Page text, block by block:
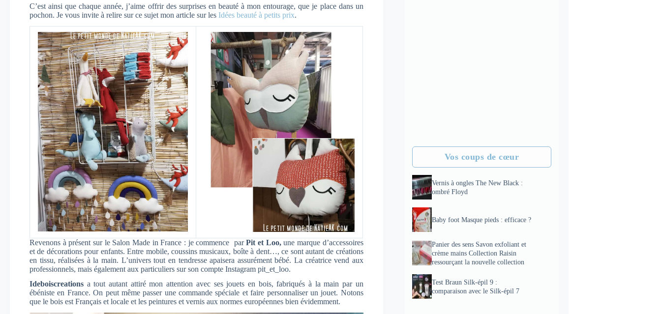
C’est ainsi que chaque année, j’aime offrir des surprises en beauté à mon entourage, que je place dans un
pochon. Je vous invite à relire sur ce sujet mon article sur les Idées beauté à petits prix.
Revenons à présent sur le Salon Made in France : je commence parPit et Loo,une marque d’accessoires
et de décorations pour enfants. Entre mobile, coussins musicaux, boîte à dent…, ce sont autant de créations
en tissu, réalisées à la main. L’univers tout en tendresse apaisera assurément bébé. La créatrice vend aux
professionnels, mais également aux particuliers sur son compte Instagram pit_et_loo.
Ideboiscreations a tout autant attiré mon attention avec ses jouets en bois, fabriqués à la main par un
ébéniste en France. On peut même passer une commande spéciale et faire personnaliser un jouet. Notons
que le bois est Français et locale et les peintures et vernis aux normes européennes bien évidemment.
Vos coups de cœur
Vernis à ongles The New Black :
ombré Floyd
Baby foot Masque pieds : efficace ?
Panier des sens Savon exfoliant et
crème mains Collection Raisin
ressourçant la nouvelle collection
Test Braun Silk-épil 9 :
comparaison avec le Silk-épil 7